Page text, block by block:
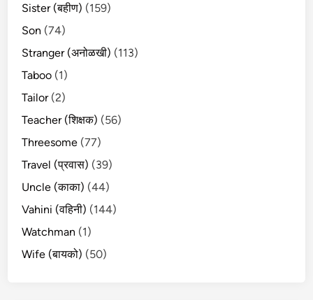
Sister (बहीण) (159)
Son (74)
Stranger (अनोळखी) (113)
Taboo (1)
Tailor(2)
Teacher (शिक्षक) (56)
Threesome (77)
Travel (प्रवास) (39)
Uncle (काका) (44)
Vahini (वहिनी) (144)
Watchman (1)
Wife (बायको) (50)